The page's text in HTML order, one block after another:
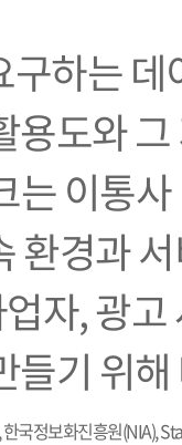
하는
용도와
는 이통
환경과
자, 광
들기 위
국정보화진흥원(NIA),